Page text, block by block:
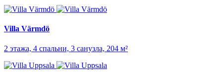
Villa Värmdö
2 этажа, 4 спальни, 3 санузла, 204 м²